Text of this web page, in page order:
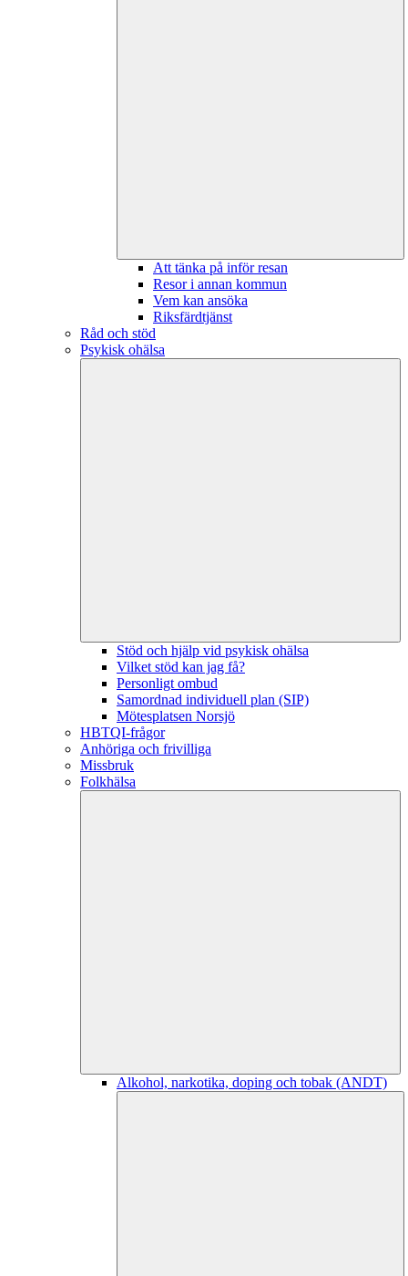
Att tänka på inför resan
Resor i annan kommun
Vem kan ansöka
Riksfärdtjänst
Råd och stöd
Psykisk ohälsa
Stöd och hjälp vid psykisk ohälsa
Vilket stöd kan jag få?
Personligt ombud
Samordnad individuell plan (SIP)
Mötesplatsen Norsjö
HBTQI-frågor
Anhöriga och frivilliga
Missbruk
Folkhälsa
Alkohol, narkotika, doping och tobak (ANDT)